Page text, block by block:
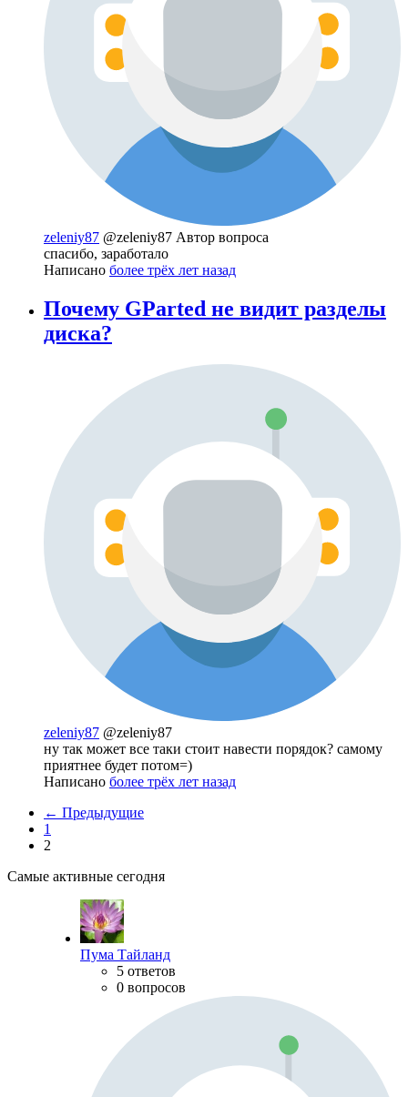
zeleniy87 @zeleniy87 Автор вопроса
спасибо, заработало
Написано более трёх лет назад
Почему GParted не видит разделы
диска?
zeleniy87 @zeleniy87
ну так может все таки стоит навести порядок? самому
приятнее будет потом=)
Написано более трёх лет назад
← Предыдущие
1
2
Самые активные сегодня
Пума Тайланд
5 ответов
0 вопросов